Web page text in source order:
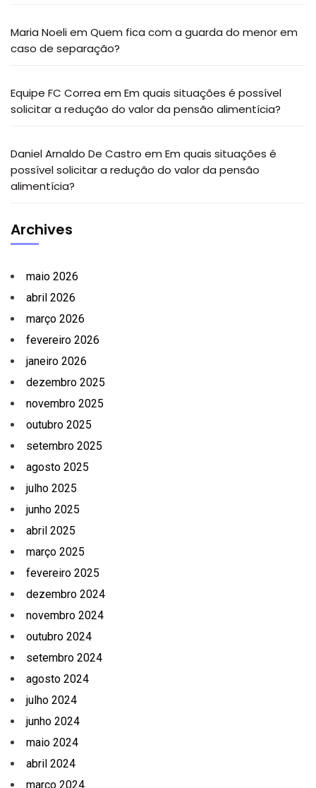
Maria Noeliem Quem fica com a guarda do menor em
caso de separação?
Equipe FC Correa em Em quais situações é possível
solicitar a redução do valor da pensão alimentícia?
Daniel Arnaldo De Castro em Em quais situações é
possível solicitar a redução do valor da pensão
alimentícia?
Archives
maio 2026
abril 2026
março 2026
fevereiro 2026
janeiro 2026
dezembro 2025
novembro 2025
outubro 2025
setembro 2025
agosto 2025
julho 2025
junho 2025
abril 2025
março 2025
fevereiro 2025
dezembro 2024
novembro 2024
outubro 2024
setembro 2024
agosto 2024
julho 2024
junho 2024
maio 2024
abril 2024
março 2024